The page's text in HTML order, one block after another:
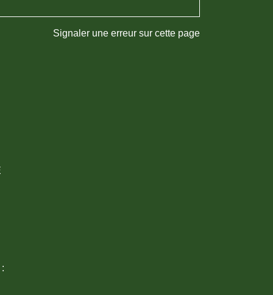
Signaler une erreur sur cette page